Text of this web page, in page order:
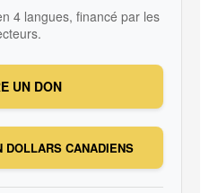
4 langues, financé par les
UN DON
DOLLARS CANADIENS